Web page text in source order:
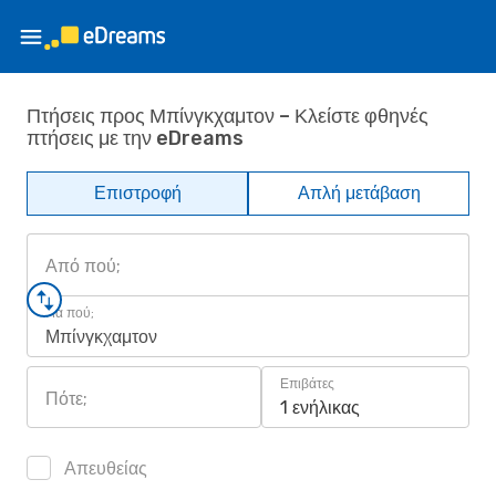
Πτήσεις προς Μπίνγκχαμτον – Κλείστε φθηνές
πτήσεις με την eDreams
Επιστροφή Απλή μετάβαση
Από πού;
Για πού;
Μπίνγκχαμτον
Πότε;
Επιβάτες
1 ενήλικας
Απευθείας